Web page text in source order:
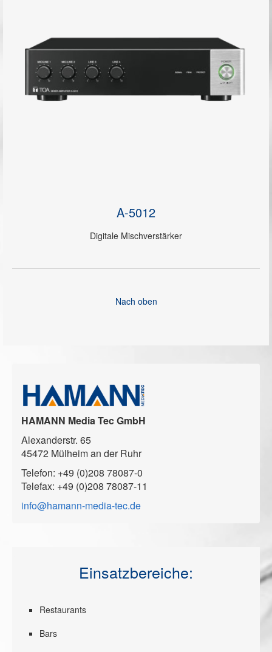
A-5012
Digitale Mischverstärker
Nach oben
HAMANN Media Tec GmbH
Alexanderstr. 65
45472 Mülheim an der Ruhr
Telefon: +49 (0)208 78087-0
Telefax: +49 (0)208 78087-11
info@hamann-media-tec.de
Einsatzbereiche:
Restaurants
Bars